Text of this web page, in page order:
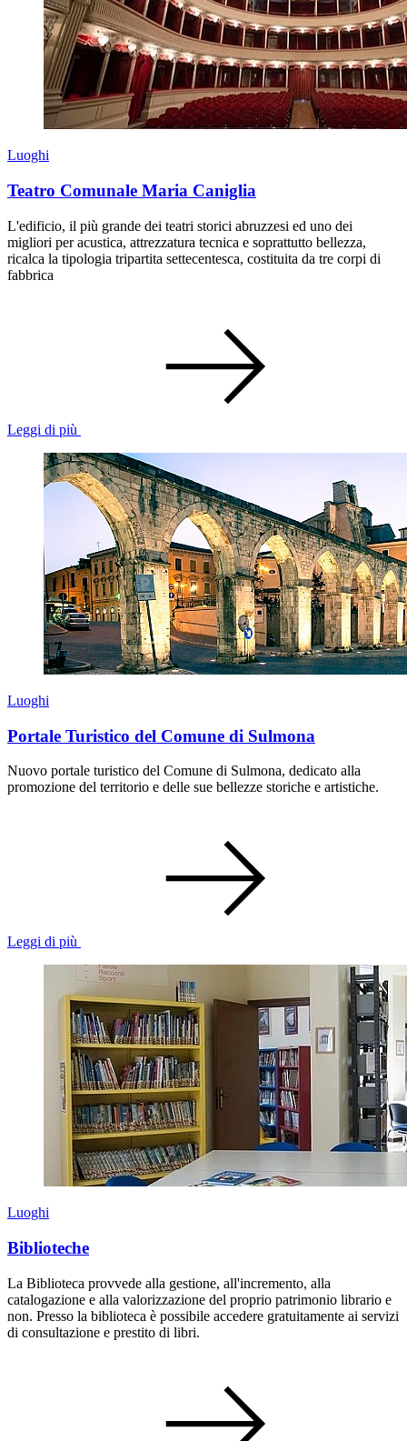
Luoghi
Teatro Comunale Maria Caniglia
L'edificio, il più grande dei teatri storici abruzzesi ed uno dei
migliori per acustica, attrezzatura tecnica e soprattutto bellezza,
ricalca la tipologia tripartita settecentesca, costituita da tre corpi di
fabbrica
Leggi di più
Luoghi
Portale Turistico del Comune di Sulmona
Nuovo portale turistico del Comune di Sulmona, dedicato alla
promozione del territorio e delle sue bellezze storiche e artistiche.
Leggi di più
Luoghi
Biblioteche
La Biblioteca provvede alla gestione, all'incremento, alla
catalogazione e alla valorizzazione del proprio patrimonio librario e
non. Presso la biblioteca è possibile accedere gratuitamente ai servizi
di consultazione e prestito di libri.